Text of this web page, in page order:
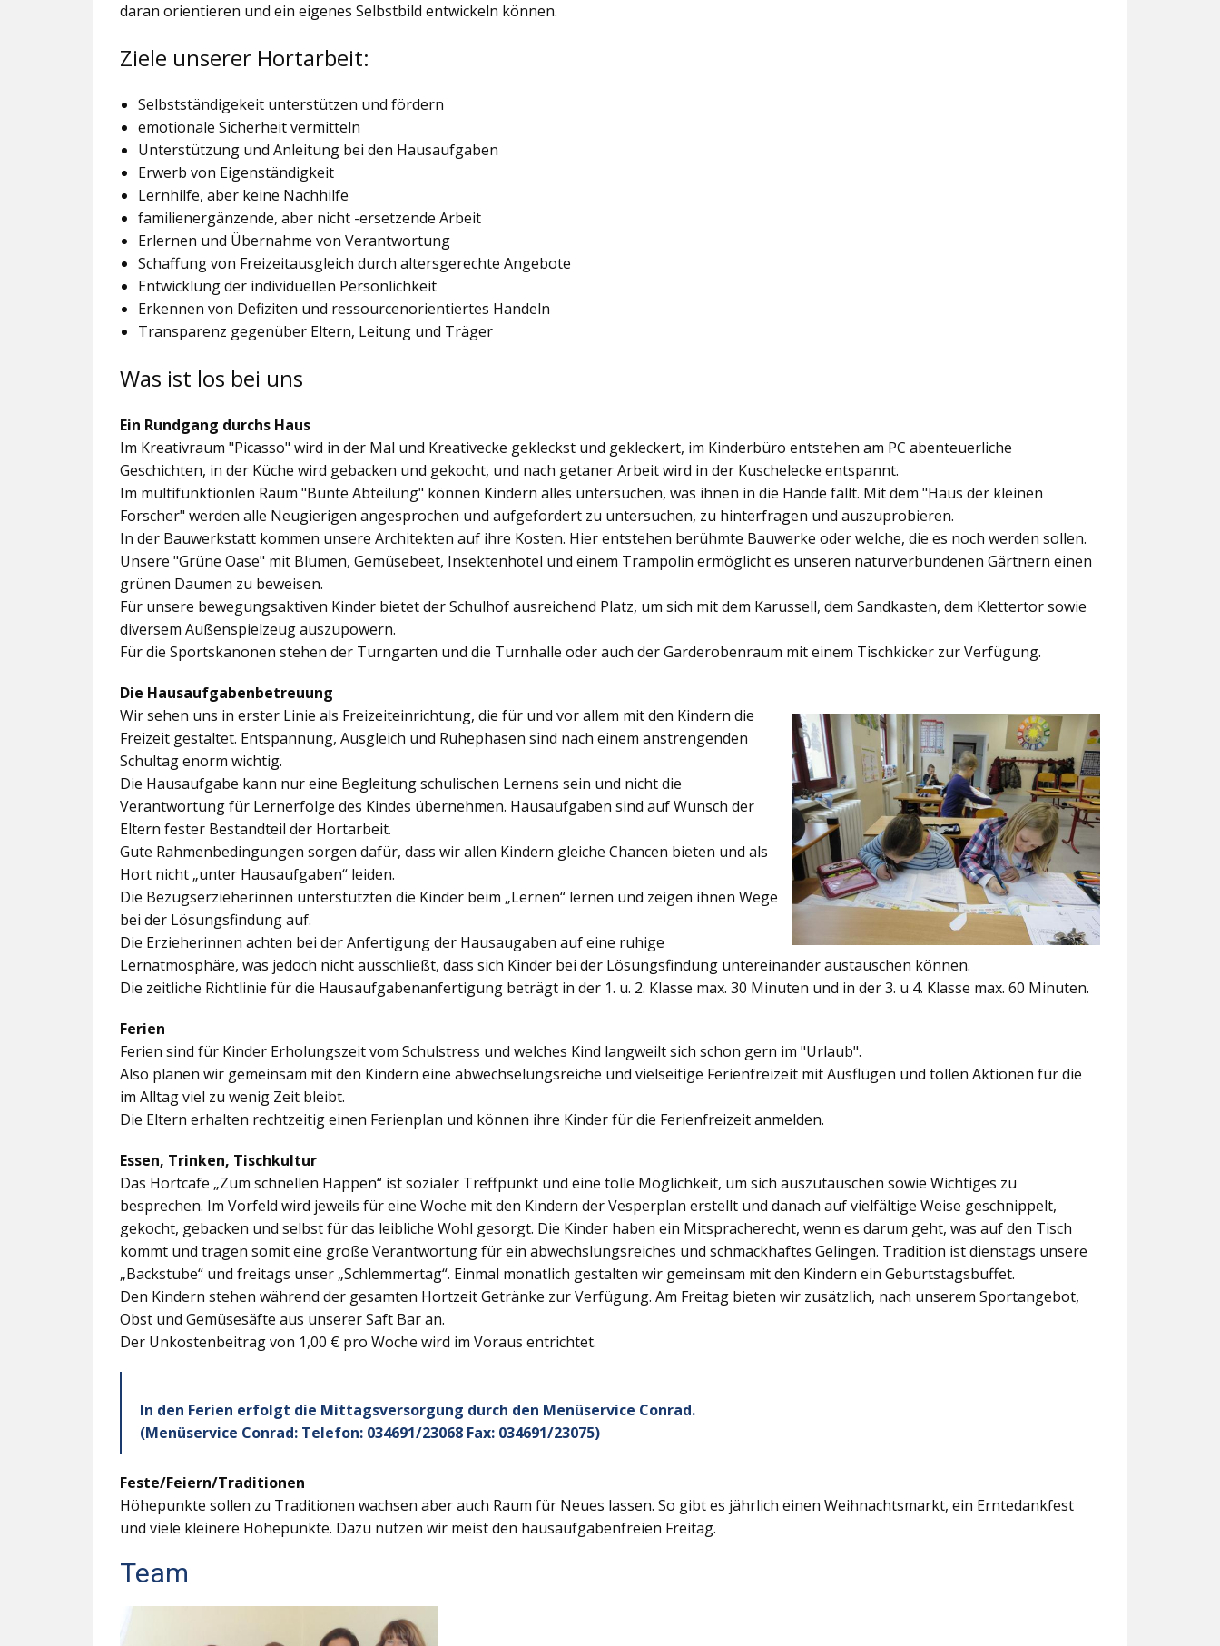
daran orientieren und ein eigenes Selbstbild entwickeln können.
Ziele unserer Hortarbeit:
Selbstständigekeit unterstützen und fördern
emotionale Sicherheit vermitteln
Unterstützung und Anleitung bei den Hausaufgaben
Erwerb von Eigenständigkeit
Lernhilfe, aber keine Nachhilfe
familienergänzende, aber nicht -ersetzende Arbeit
Erlernen und Übernahme von Verantwortung
Schaffung von Freizeitausgleich durch altersgerechte Angebote
Entwicklung der individuellen Persönlichkeit
Erkennen von Defiziten und ressourcenorientiertes Handeln
Transparenz gegenüber Eltern, Leitung und Träger
Was ist los bei uns
Ein Rundgang durchs Haus
Im Kreativraum "Picasso" wird in der Mal und Kreativecke gekleckst und gekleckert, im Kinderbüro entstehen am PC abenteuerliche
Geschichten, in der Küche wird gebacken und gekocht, und nach getaner Arbeit wird in der Kuschelecke entspannt.
Im multifunktionlen Raum "Bunte Abteilung" können Kindern alles untersuchen, was ihnen in die Hände fällt. Mit dem "Haus der kleinen
Forscher" werden alle Neugierigen angesprochen und aufgefordert zu untersuchen, zu hinterfragen und auszuprobieren.
In der Bauwerkstatt kommen unsere Architekten auf ihre Kosten. Hier entstehen berühmte Bauwerke oder welche, die es noch werden sollen.
Unsere "Grüne Oase" mit Blumen, Gemüsebeet, Insektenhotel und einem Trampolin ermöglicht es unseren naturverbundenen Gärtnern einen
grünen Daumen zu beweisen.
Für unsere bewegungsaktiven Kinder bietet derSchulhofausreichend Platz, um sich mit dem Karussell, dem Sandkasten, dem Klettertor sowie
diversem Außenspielzeug auszupowern.
Für die Sportskanonen stehen der Turngarten und die Turnhalle oder auch derGarderobenraum mit einem Tischkicker zur Verfügung.
Die Hausaufgabenbetreuung
Wir sehen uns in erster Linie als Freizeiteinrichtung, die für und vor allem mit den Kindern die
Freizeit gestaltet. Entspannung, Ausgleich und Ruhephasen sind nach einem anstrengenden
Schultag enorm wichtig.
Die Hausaufgabe kann nur eine Begleitung schulischen Lernens sein und nicht die
Verantwortung für Lernerfolge des Kindes übernehmen. Hausaufgaben sind auf Wunsch der
Eltern fester Bestandteil der Hortarbeit.
Gute Rahmenbedingungen sorgen dafür, dass wir allen Kindern gleiche Chancen bieten und als
Hort nicht „unter Hausaufgaben“ leiden.
Die Bezugserzieherinnen unterstützten die Kinder beim „Lernen“ lernen und zeigen ihnen Wege
bei der Lösungsfindung auf.
Die Erzieherinnen achten bei der Anfertigung der Hausaugaben auf eine ruhige
Lernatmosphäre, was jedoch nicht ausschließt, dass sich Kinder bei der Lösungsfindung untereinander austauschen können.
Die zeitliche Richtlinie für die Hausaufgabenanfertigung beträgt in der 1. u. 2. Klasse max. 30 Minuten und in der 3. u 4. Klasse max. 60 Minuten.
Ferien
Ferien sind für Kinder Erholungszeit vom Schulstress und welches Kind langweilt sich schon gern im "Urlaub".
Also planen wir gemeinsam mit den Kindern eine abwechselungsreiche und vielseitige Ferienfreizeit mit Ausflügen und tollen Aktionen für die
im Alltag viel zu wenig Zeit bleibt.
Die Eltern erhalten rechtzeitig einen Ferienplan und können ihre Kinder für die Ferienfreizeit anmelden.
Essen, Trinken, Tischkultur
Das Hortcafe „Zum schnellen Happen“ ist sozialer Treffpunkt und eine tolle Möglichkeit, um sich auszutauschen sowie Wichtiges zu
besprechen. Im Vorfeld wird jeweils für eine Woche mit den Kindern der Vesperplan erstellt und danach auf vielfältige Weise geschnippelt,
gekocht, gebacken und selbst für das leibliche Wohl gesorgt. Die Kinder haben ein Mitspracherecht, wenn es darum geht, was auf den Tisch
kommt und tragen somit eine große Verantwortung für ein abwechslungsreiches und schmackhaftes Gelingen. Tradition ist dienstags unsere
„Backstube“ und freitags unser „Schlemmertag“. Einmal monatlich gestalten wir gemeinsam mit den Kindern ein Geburtstagsbuffet.
Den Kindern stehen während der gesamten Hortzeit Getränke zur Verfügung. Am Freitag bieten wir zusätzlich, nach unserem Sportangebot,
Obst und Gemüsesäfte aus unserer Saft Bar an.
Der Unkostenbeitrag von 1,00 € pro Woche wird im Voraus entrichtet.
In den Ferien erfolgt die Mittagsversorgung durch den Menüservice Conrad.
(Menüservice Conrad: Telefon: 034691/23068 Fax: 034691/23075)
Feste/Feiern/Traditionen
Höhepunkte sollen zu Traditionen wachsen aber auch Raum für Neues lassen. So gibt es jährlich einen Weihnachtsmarkt, ein Erntedankfest
und viele kleinere Höhepunkte. Dazu nutzen wir meist den hausaufgabenfreien Freitag.
Team